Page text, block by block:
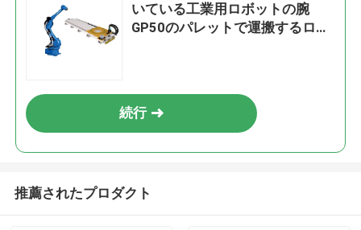
いている工業用ロボットの腕
GP50のパレットで運搬するロボ
続行
推薦されたプロダクト